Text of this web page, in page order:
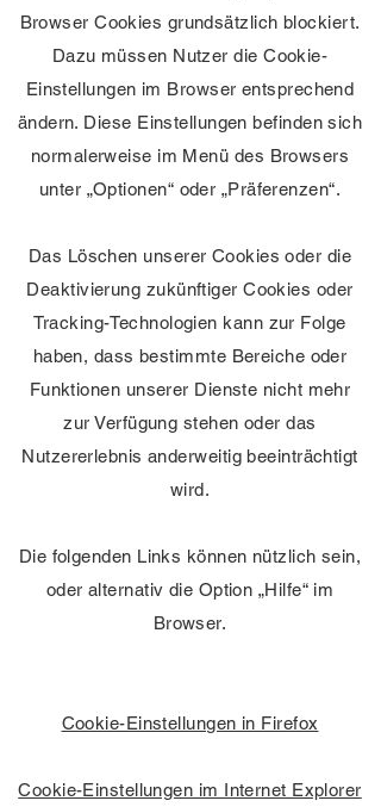
Browser Cookies grundsätzlich blockiert.
Dazu müssen Nutzer die Cookie-
Einstellungen im Browser entsprechend
ändern. Diese Einstellungen befinden sich
normalerweise im Menü des Browsers
unter „Optionen“ oder „Präferenzen“.
Das Löschen unserer Cookies oder die
Deaktivierung zukünftiger Cookies oder
Tracking-Technologien kann zur Folge
haben, dass bestimmte Bereiche oder
Funktionen unserer Dienste nicht mehr
zur Verfügung stehen oder das
Nutzererlebnis anderweitig beeinträchtigt
wird.
Die folgenden Links können nützlich sein,
oder alternativ die Option „Hilfe“ im
Browser.
Cookie-Einstellungen in Firefox
Cookie-Einstellungen im Internet Explorer